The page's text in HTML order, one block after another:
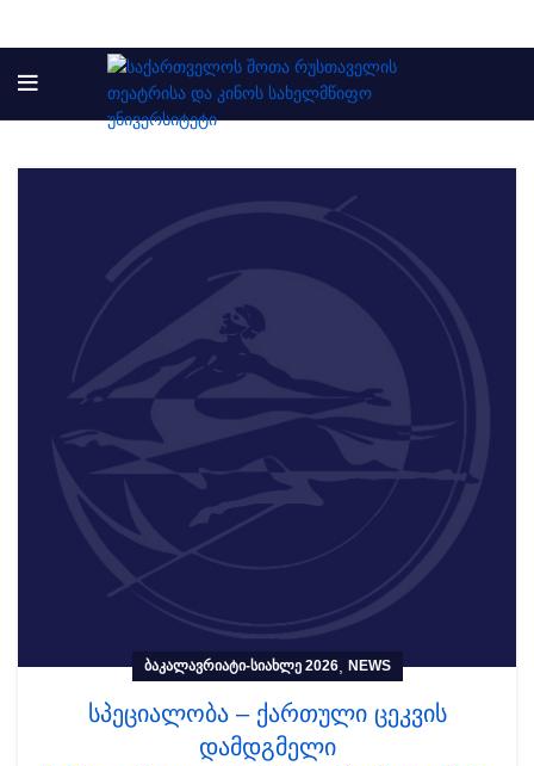
ᲑᲐᲙᲐᲚᲐᲕᲠᲘᲐᲢᲘ-ᲡᲘᲐᲮᲚᲔ 2026, NEWS
სპეციალობა – ქართული ცეკვის
დამდგმელი